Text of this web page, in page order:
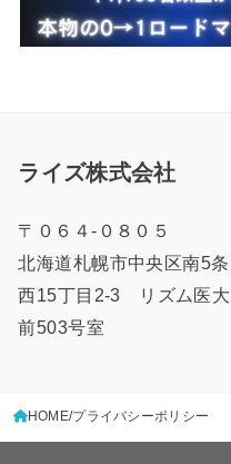
ライズ株式会社
〒０６４-０８０５
北海道札幌市中央区南5条
西15丁目2-3 リズム医大
前503号室
HOME プライバシーポリシー